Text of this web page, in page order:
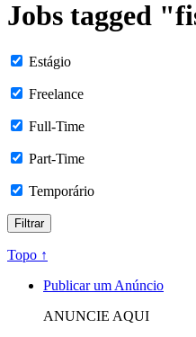
Jobs tagged
Estágio
Freelance
Full-Time
Part-Time
Temporário
Topo ↑
Publicar um Anúncio
ANUNCIE AQUI